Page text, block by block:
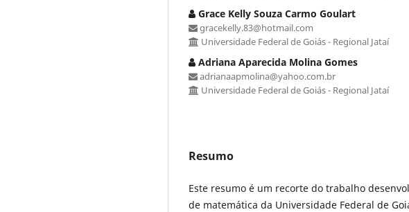
Grace Kelly Souza Carmo Goulart
gracekelly.83@hotmail.com
Universidade Federal de Goiás - Regional Jataí
Adriana Aparecida Molina Gomes
adrianaapmolina@yahoo.com.br
Universidade Federal de Goiás - Regional Jataí
Resumo
Este resumo é um recorte do trabalho
de matemática da Universidade Federal de